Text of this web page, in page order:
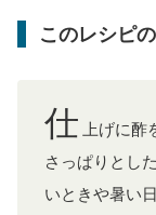
このレシピ
仕 上げに酢
さっぱりとし
いときや暑い